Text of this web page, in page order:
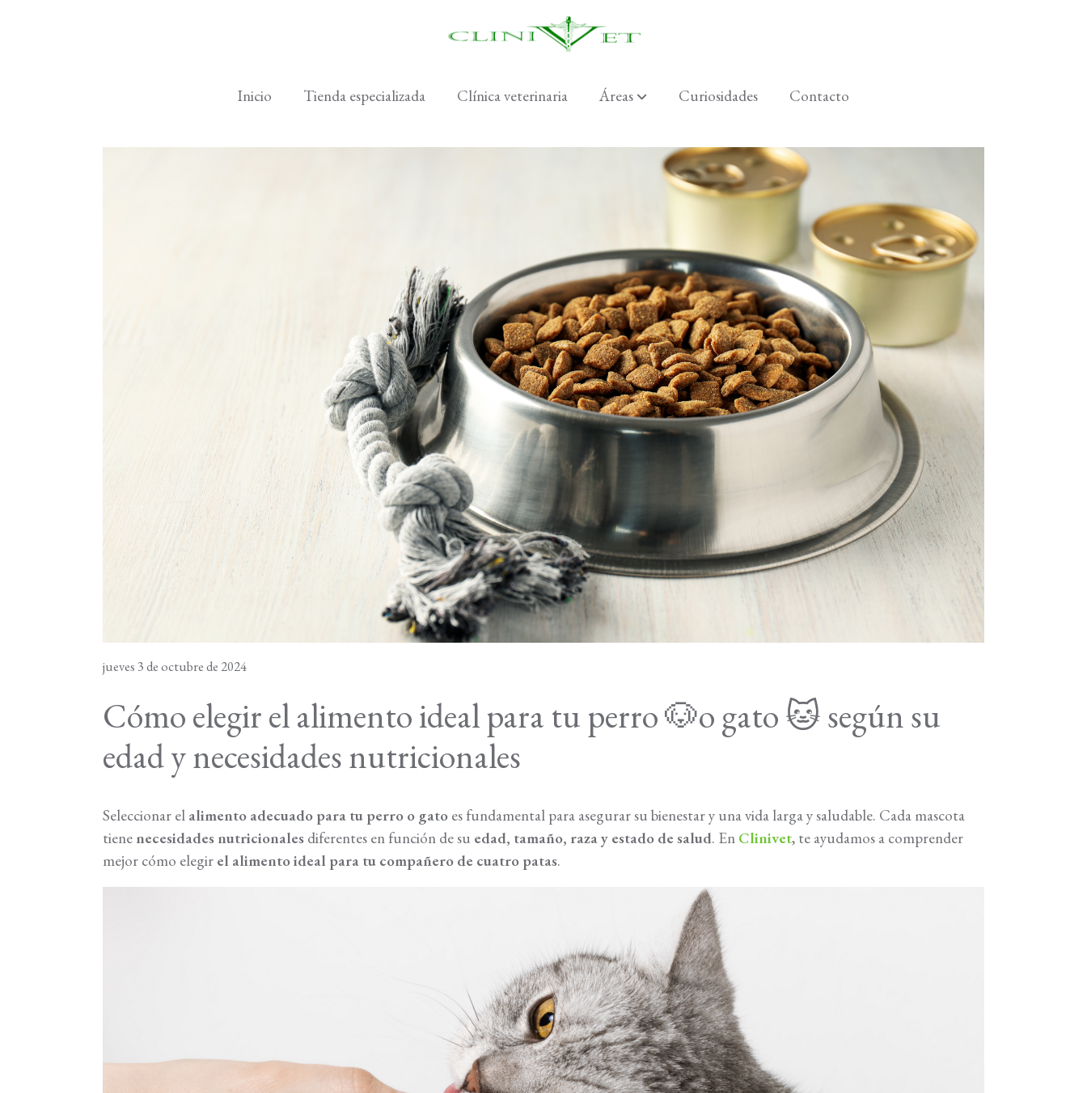
Inicio Tienda especializada Clínica veterinaria Áreas Curiosidades Contacto
jueves 3 de octubre de 2024
Cómo elegir el alimento ideal para tu perro 🐶o gato 🐱 según su
edad y necesidades nutricionales
Seleccionar el alimento adecuado para tu perro o gato es fundamental para asegurar su bienestar y una vida larga y saludable. Cada mascota
tiene necesidades nutricionales diferentes en función de su edad, tamaño, raza y estado de salud. En Clinivet, te ayudamos a comprender
mejor cómo elegir el alimento ideal para tu compañero de cuatro patas.